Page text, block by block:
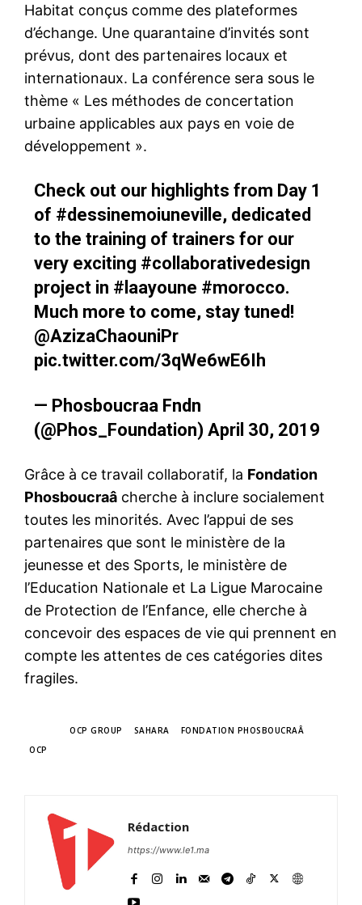
Habitat conçus comme des plateformes
d’échange. Une quarantaine d’invités sont
prévus, dont des partenaires locaux et
internationaux. La conférence sera sous le
thème « Les méthodes de concertation
urbaine applicables aux pays en voie de
développement ».
Check out our highlights from Day 1
of #dessinemoiuneville, dedicated
to the training of trainers for our
very exciting #collaborativedesign
project in #laayoune #morocco.
Much more to come, stay tuned!
@AzizaChaouniPr
pic.twitter.com/3qWe6wE6Ih
— Phosboucraa Fndn
(@Phos_Foundation) April 30, 2019
Grâce à ce travail collaboratif, la Fondation
Phosboucraâ cherche à inclure socialement
toutes les minorités. Avec l’appui de ses
partenaires que sont le ministère de la
jeunesse et des Sports, le ministère de
l’Education Nationale et La Ligue Marocaine
de Protection de l’Enfance, elle cherche à
concevoir des espaces de vie qui prennent en
compte les attentes de ces catégories dites
fragiles.
OCP GROUP SAHARA
FONDATION PHOSBOUCRAÂ
OCP
Rédaction
https://www.le1.ma